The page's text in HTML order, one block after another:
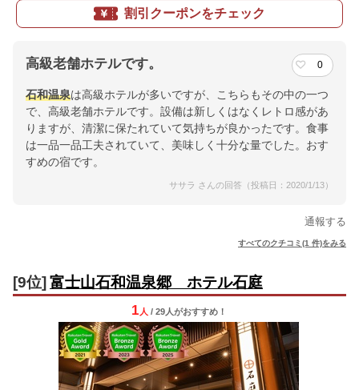
割引クーポンをチェック
高級老舗ホテルです。 0
石和温泉は高級ホテルが多いですが、こちらもその中の一つ
で、高級老舗ホテルです。設備は新しくはなくレトロ感があ
りますが、清潔に保たれていて気持ちが良かったです。食事
は一品一品工夫されていて、美味しく十分な量でした。おす
すめの宿です。
ササラ さんの回答（投稿日：2020/1/13）
通報する
すべてのクチコミ(1 件)をみる
[9位] 富士山石和温泉郷 ホテル石庭
1 人 / 29人がおすすめ！